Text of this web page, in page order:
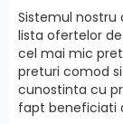
Sistemul nostru
lista ofertelor
cel mai mic
preturi comod
cunostinta cu
fapt beneficiati